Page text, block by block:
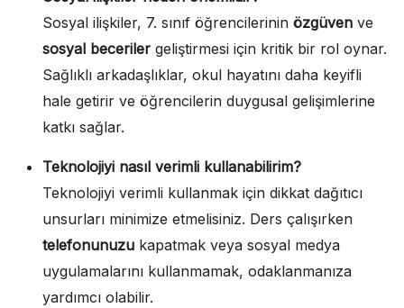
Sosyal ilişkiler, 7. sınıf öğrencilerinin özgüven ve
sosyal beceriler geliştirmesi için kritik bir rol oynar.
Sağlıklı arkadaşlıklar, okul hayatını daha keyifli
hale getirir ve öğrencilerin duygusal gelişimlerine
katkı sağlar.
Teknolojiyi nasıl verimli kullanabilirim?
Teknolojiyi verimli kullanmak için dikkat dağıtıcı
unsurları minimize etmelisiniz. Ders çalışırken
telefonunuzu kapatmak veya sosyal medya
uygulamalarını kullanmamak, odaklanmanıza
yardımcı olabilir.